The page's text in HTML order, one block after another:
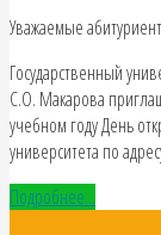
Уважаемые
Государственный
С.О. Макарова
учебном году День
университета по
Подробнее...